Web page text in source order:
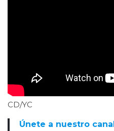
CD/YC
Únete a nuestro